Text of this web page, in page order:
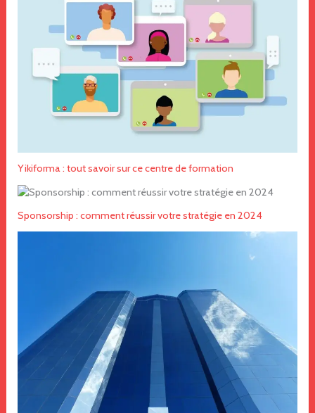
Yikiforma : tout savoir sur ce centre de formation
Sponsorship : comment réussir votre stratégie en 2024